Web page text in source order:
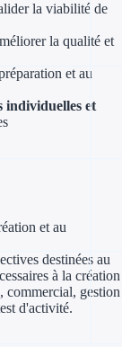
Garantie
Aides par
MAPi
d'éligibilité
la viabilité de
la qualité et
et au
individuelles et
et au
destinées au
à la création
commercial, gestion
d'activité.